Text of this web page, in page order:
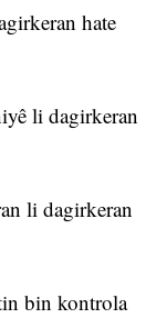
hate
li dagirkeran
li dagirkeran
bin kontrola